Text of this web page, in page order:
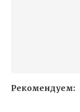
Рекомендуем: